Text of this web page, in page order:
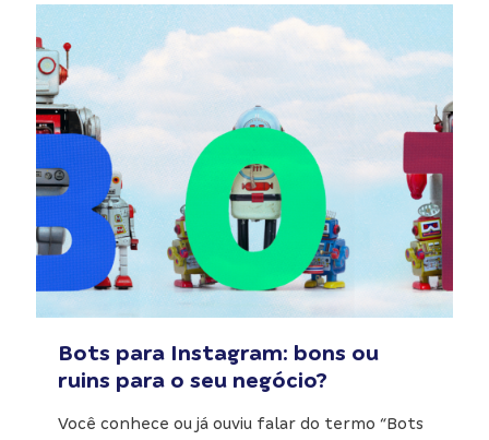
Bots para Instagram: bons ou
ruins para o seu negócio?
Você conhece ou já ouviu falar do termo “Bots